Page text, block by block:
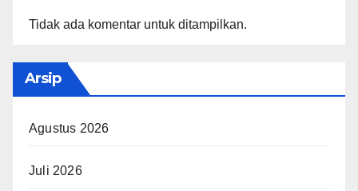
Tidak ada komentar untuk ditampilkan.
Arsip
Agustus 2026
Juli 2026